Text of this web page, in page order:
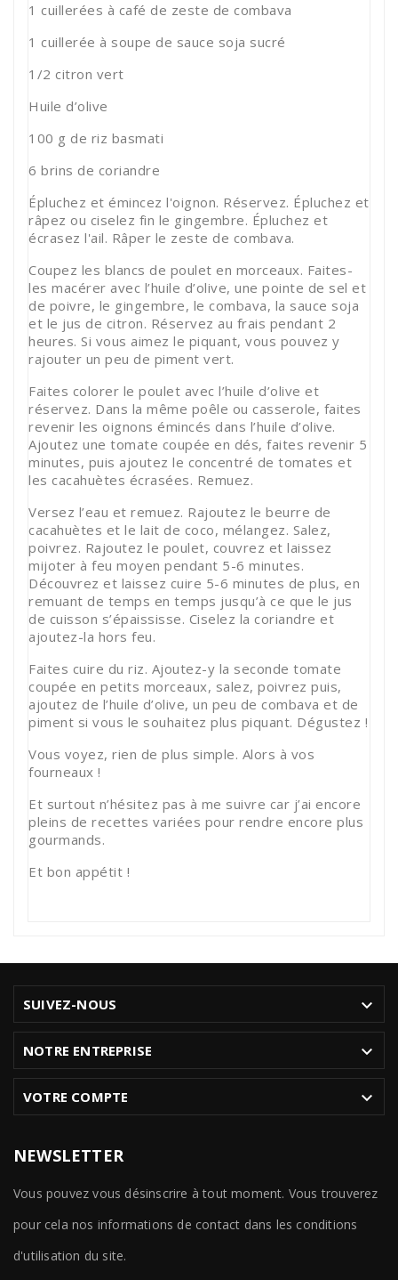
1 cuillerées à café de zeste de combava
1 cuillerée à soupe de sauce soja sucré
1/2 citron vert
Huile d’olive
100 g de riz basmati
6 brins de coriandre
Épluchez et émincez l'oignon. Réservez. Épluchez et
râpez ou ciselez fin le gingembre. Épluchez et
écrasez l'ail. Râper le zeste de combava.
Coupez les blancs de poulet en morceaux. Faites-
les macérer avec l’huile d’olive, une pointe de sel et
de poivre, le gingembre, le combava, la sauce soja
et le jus de citron. Réservez au frais pendant 2
heures. Si vous aimez le piquant, vous pouvez y
rajouter un peu de piment vert.
Faites colorer le poulet avec l’huile d’olive et
réservez. Dans la même poêle ou casserole, faites
revenir les oignons émincés dans l’huile d’olive.
Ajoutez une tomate coupée en dés, faites revenir 5
minutes, puis ajoutez le concentré de tomates et
les cacahuètes écrasées. Remuez.
Versez l’eau et remuez. Rajoutez le beurre de
cacahuètes et le lait de coco, mélangez. Salez,
poivrez. Rajoutez le poulet, couvrez et laissez
mijoter à feu moyen pendant 5-6 minutes.
Découvrez et laissez cuire 5-6 minutes de plus, en
remuant de temps en temps jusqu’à ce que le jus
de cuisson s’épaississe. Ciselez la coriandre et
ajoutez-la hors feu.
Faites cuire du riz. Ajoutez-y la seconde tomate
coupée en petits morceaux, salez, poivrez puis,
ajoutez de l’huile d’olive, un peu de combava et de
piment si vous le souhaitez plus piquant. Dégustez !
Vous voyez, rien de plus simple. Alors à vos
fourneaux !
Et surtout n’hésitez pas à me suivre car j’ai encore
pleins de recettes variées pour rendre encore plus
gourmands.
Et bon appétit !
SUIVEZ-NOUS 
NOTRE ENTREPRISE 
VOTRE COMPTE 
NEWSLETTER
Vous pouvez vous désinscrire à tout moment. Vous trouverez
pour cela nos informations de contact dans les conditions
d'utilisation du site.